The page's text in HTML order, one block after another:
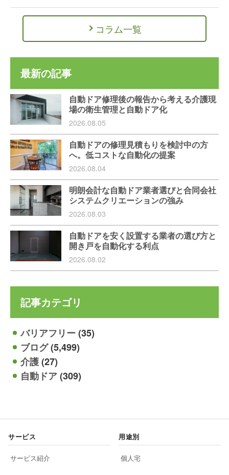
コラム一覧
最新の記事
自動ドア修理後の報告から考える介護現
場の衛生管理と自動ドア化
2026.08.05
自動ドアの修理見積もりを検討中の方
へ。低コストな自動化の提案
2026.08.04
明朗会計な自動ドア業者選びと合同会社
システムクリエーションの強み
2026.08.03
自動ドアを安く設置する業者の選び方と
開き戸を自動化する利点
2026.08.02
記事カテゴリ
バリアフリー(35)
ブログ(5,499)
介護(27)
自動ドア(309)
サービス
サービス紹介
用途別
個人宅